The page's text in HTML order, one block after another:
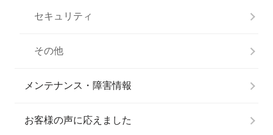
セキュリティ
その他
メンテナンス・障害情報
お客様の声に応えました